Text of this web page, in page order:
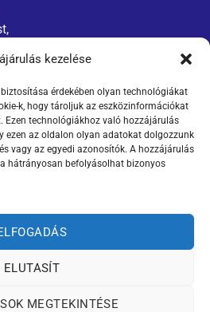
kezelése
érdekében olyan technológiákat
k, hogy tároljuk az eszközinformációkat
Ezen technológiákhoz való hozzájárulás
ezen az oldalon olyan adatokat dolgozzunk
vagy az egyedi azonosítók. A hozzájárulás
hátrányosan befolyásolhat bizonyos
ELUTASÍT
MEGTEKINTÉSE
Jogi nyilatkozatok
Adatvédelmi tájékoztató